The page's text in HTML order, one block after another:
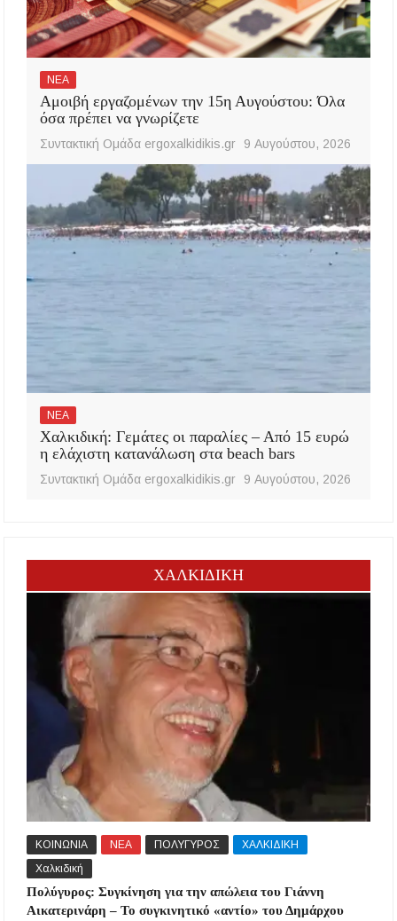
ΝΕΑ
Αμοιβή εργαζομένων την 15η Αυγούστου: Όλα
όσα πρέπει να γνωρίζετε
Συντακτική Ομάδα ergoxalkidikis.gr 9 Αυγούστου, 2026
ΝΕΑ
Χαλκιδική: Γεμάτες οι παραλίες – Από 15 ευρώ
η ελάχιστη κατανάλωση στα beach bars
Συντακτική Ομάδα ergoxalkidikis.gr 9 Αυγούστου, 2026
ΧΑΛΚΙΔΙΚΗ
ΚΟΙΝΩΝΙΑ ΝΕΑ ΠΟΛΥΓΥΡΟΣ
ΧΑΛΚΙΔΙΚΗ
Χαλκιδική
Πολύγυρος: Συγκίνηση για την απώλεια του Γιάννη
Αικατερινάρη – Το συγκινητικό «αντίο» του Δημάρχου